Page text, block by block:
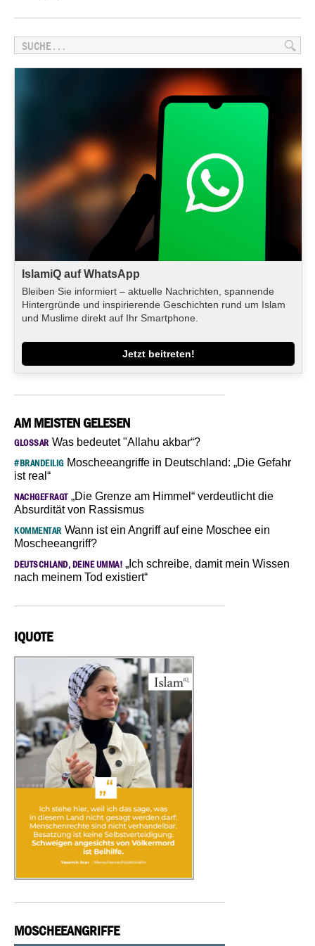
IslamiQ auf WhatsApp
Bleiben Sie informiert – aktuelle Nachrichten, spannende
Hintergründe und inspirierende Geschichten rund um Islam
und Muslime direkt auf Ihr Smartphone.
Jetzt beitreten!
AM MEISTEN GELESEN
GLOSSAR Was bedeutet "Allahu akbar“?
#BRANDEILIGMoscheeangriffe in Deutschland: „Die Gefahr
ist real“
NACHGEFRAGT„Die Grenze am Himmel“ verdeutlicht die
Absurdität von Rassismus
KOMMENTAR Wann ist ein Angriff auf eine Moschee ein
Moscheeangriff?
DEUTSCHLAND, DEINE UMMA! „Ich schreibe, damit mein Wissen
nach meinem Tod existiert“
IQUOTE
MOSCHEEANGRIFFE